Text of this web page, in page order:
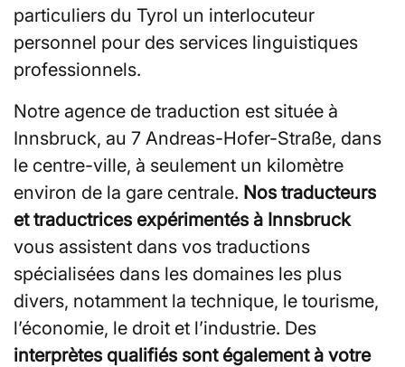
particuliers du Tyrol un interlocuteur
personnel pour des services linguistiques
professionnels.
Notre agence de traduction est située à
Innsbruck, au 7 Andreas-Hofer-Straße, dans
le centre-ville, à seulement un kilomètre
environ de la gare centrale. Nos traducteurs
et traductrices expérimentés à Innsbruck
vous assistent dans vos traductions
spécialisées dans les domaines les plus
divers, notamment la technique, le tourisme,
l’économie, le droit et l’industrie. Des
interprètes qualifiés sont également à votre